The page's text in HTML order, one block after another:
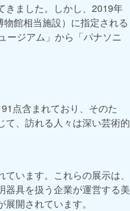
きました。しかし、2019年
館相当施設）に指定される
ージアム」から「パナソニ
点含まれており、そのた
て、訪れる人々は深い芸術的
います。これらの展示は、
器具を扱う企業が運営する美
開されています。